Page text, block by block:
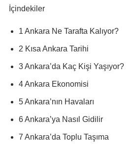
İçindekiler
1 Ankara Ne Tarafta Kalıyor?
2 Kısa Ankara Tarihi
3 Ankara’da Kaç Kişi Yaşıyor?
4 Ankara Ekonomisi
5 Ankara’nın Havaları
6 Ankara’ya Nasıl Gidilir
7 Ankara’da Toplu Taşıma